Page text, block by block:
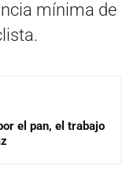
mínima de
el pan, el trabajo